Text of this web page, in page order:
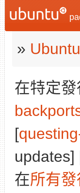
» Ubuntu
在特定
[
updates]
在所有